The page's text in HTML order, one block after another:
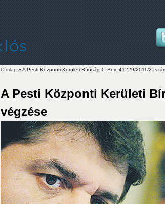
Címlap » A Pesti Központi Kerületi Bíróság 1. Bny. 41229/2011/2.
A Pesti Központi Kerületi
végzése